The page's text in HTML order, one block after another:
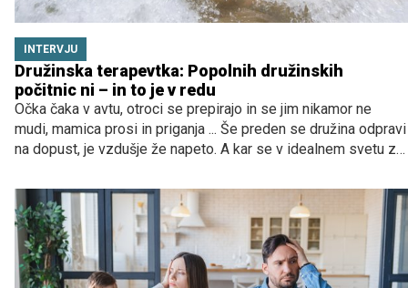
INTERVJU
Družinska terapevtka: Popolnih družinskih
počitnic ni – in to je v redu
Očka čaka v avtu, otroci se prepirajo in se jim nikamor ne
mudi, mamica prosi in priganja ... Še preden se družina odpravi
na dopust, je vzdušje že napeto. A kar se v idealnem svetu zdi
Kovačevič pravzaprav nekaj povsem normalnega in celo
dragocenega.